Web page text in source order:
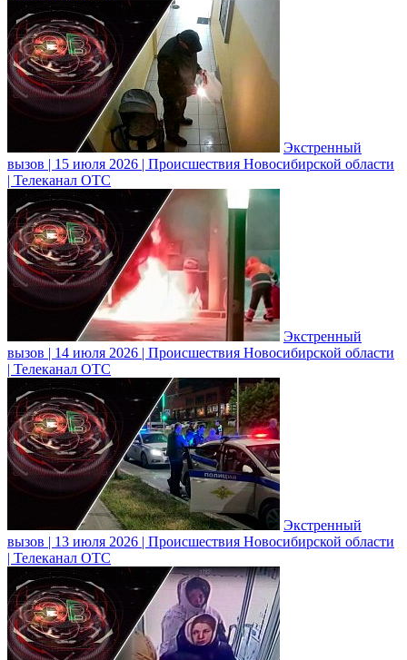
Экстренный
вызов | 15 июля 2026 | Происшествия Новосибирской области
| Телеканал ОТС
Экстренный
вызов | 14 июля 2026 | Происшествия Новосибирской области
| Телеканал ОТС
Экстренный
вызов | 13 июля 2026 | Происшествия Новосибирской области
| Телеканал ОТС